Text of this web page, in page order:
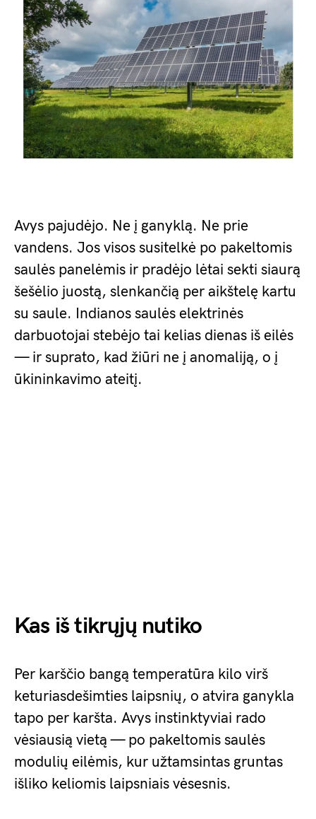
Avys pajudėjo. Ne į ganyklą. Ne prie
vandens. Jos visos susitelkė po pakeltomis
saulės panelėmis ir pradėjo lėtai sekti siaurą
šešėlio juostą, slenkančią per aikštelę kartu
su saule. Indianos saulės elektrinės
darbuotojai stebėjo tai kelias dienas iš eilės
— ir suprato, kad žiūri ne į anomaliją, o į
ūkininkavimo ateitį.
Kas iš tikrųjų nutiko
Per karščio bangą temperatūra kilo virš
keturiasdešimties laipsnių, o atvira ganykla
tapo per karšta. Avys instinktyviai rado
vėsiausią vietą — po pakeltomis saulės
modulių eilėmis, kur užtamsintas gruntas
išliko keliomis laipsniais vėsesnis.